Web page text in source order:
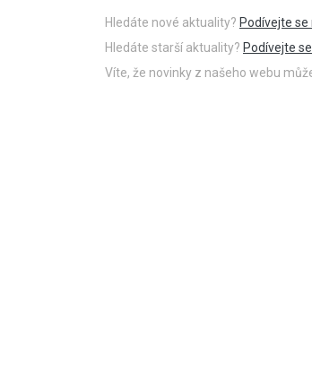
Hledáte nové aktuality? Podívejte
Hledáte starší aktuality? Podívejte
Víte, že novinky z našeho webu